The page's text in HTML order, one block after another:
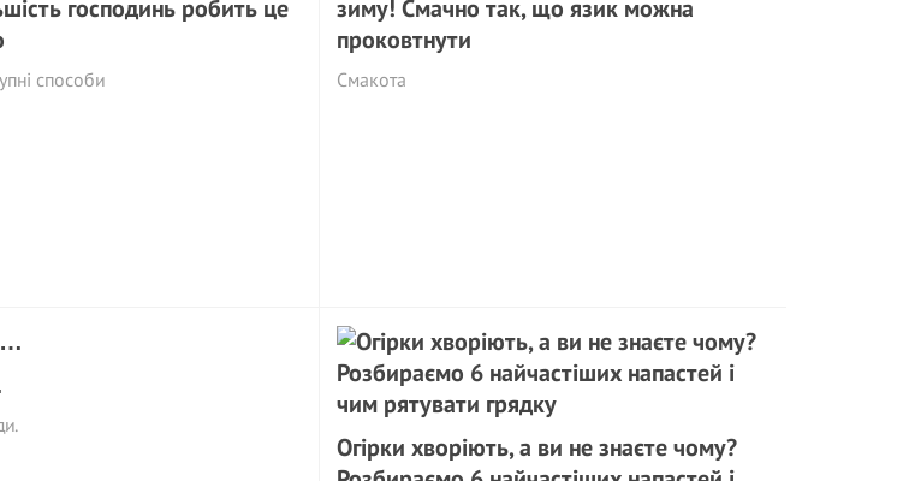
господинь робить це
способи
зиму! Смачно так, що язик можна
проковтнути
Смакота
Огірки хворіють, а ви не знаєте чому?